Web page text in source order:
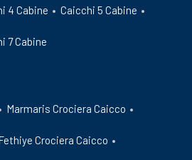
4 Cabine Caicchi 5 Cabine
7 Cabine
Marmaris Crociera Caicco
Crociera Caicco